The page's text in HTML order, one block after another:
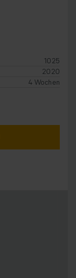
1025
2020
4 Wochen